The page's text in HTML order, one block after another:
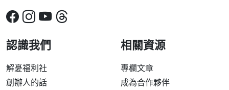
認識我們
解憂福利社
創辦人的話
相關資源
專欄文章
成為合作夥伴